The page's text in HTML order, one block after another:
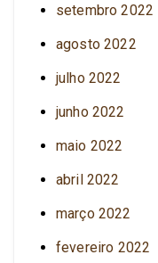
setembro 2022
agosto 2022
julho 2022
junho 2022
maio 2022
abril 2022
março 2022
fevereiro 2022